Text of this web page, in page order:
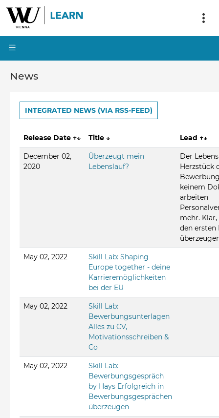
News
INTEGRATED NEWS (VIA RSS-FEED)
Release Date ↑↓ Title ↓ Lead ↑↓
December 02,
2020
Überzeugt mein
Lebenslauf?
Der
Herzstück
keinem
arbeiten
mehr. Klar,
den ersten
May 02, 2022
Skill Lab: Shaping
Europe together - deine
Karrieremöglichkeiten
bei der EU
May 02, 2022
Skill Lab:
Bewerbungsunterlagen
Alles zu CV,
Motivationsschreiben &
Co
May 02, 2022
Skill Lab:
Bewerbungsgespräch
by Hays Erfolgreich in
Bewerbungsgesprächen
überzeugen